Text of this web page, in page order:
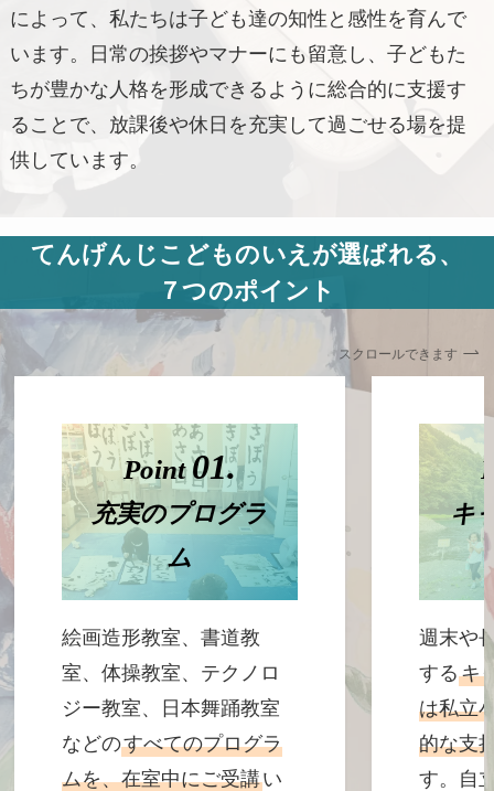
によって、私たちは子ども達の知性と感性を育んで
います。日常の挨拶やマナーにも留意し、子どもた
ちが豊かな人格を形成できるように総合的に支援す
ることで、放課後や休日を充実して過ごせる場を提
供しています。
てんげんじこどものいえが選ばれる、
７つのポイント
スクロールできます
Point01.
充実のプログラ
ム
絵画造形教室、書道教
室、体操教室、テクノロ
ジー教室、日本舞踊教室
などのすべてのプログラ
ムを、在室中にご受講い
キ
週末や
するキ
は私立
的な支
す。自